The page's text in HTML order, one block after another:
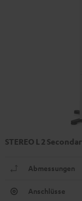
STEREO L 2
Abmessungen
Anschlüsse